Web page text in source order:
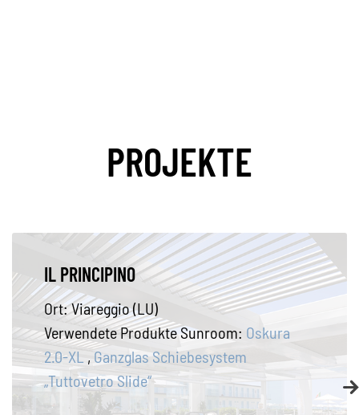
PROJEKTE
PRIVATHAUS
Ort:Niederösterreich (Austria)
Verwendete Produkte Sunroom: Ganzglas
Schiebesystem „Tuttovetro Slide“
Oskura
2.0-XL